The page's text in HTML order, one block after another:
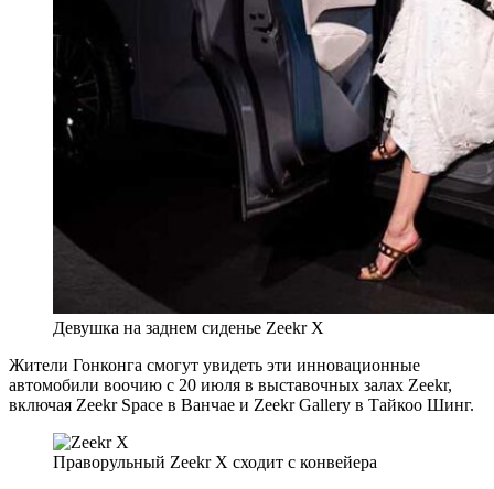
Девушка на заднем сиденье Zeekr Х
Жители Гонконга смогут увидеть эти инновационные
автомобили воочию с 20 июля в выставочных залах Zeekr,
включая Zeekr Space в Ванчае и Zeekr Gallery в Тайкоо Шинг.
Праворульный Zeekr Х сходит с конвейера